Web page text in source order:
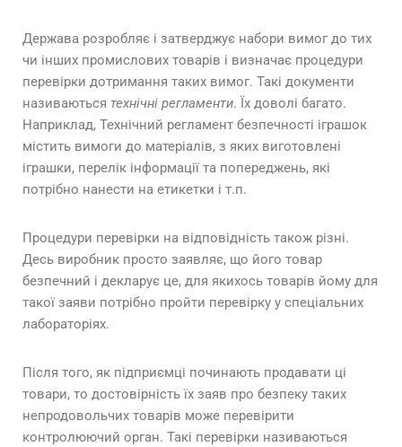
Держава розробляє і затверджує набори вимог до тих
чи інших промислових товарів і визначає процедури
перевірки дотримання таких вимог. Такі документи
називаються технічні регламенти. Їх доволі багато.
Наприклад, Технічний регламент безпечності іграшок
містить вимоги до матеріалів, з яких виготовлені
іграшки, перелік інформації та попереджень, які
потрібно нанести на етикетки і т.п.
Процедури перевірки на відповідність також різні.
Десь виробник просто заявляє, що його товар
безпечний і декларує це, для якихось товарів йому для
такої заяви потрібно пройти перевірку у спеціальних
лабораторіях.
Після того, як підприємці починають продавати ці
товари, то достовірність їх заяв про безпеку таких
непродовольчих товарів може перевірити
контролюючий орган. Такі перевірки називаються